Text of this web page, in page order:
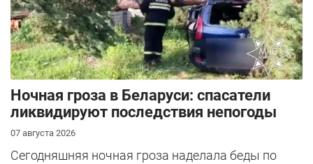
Ночная гроза в Беларуси: спасатели
ликвидируют последствия непогоды
07 августа 2026
Сегодняшняя ночная гроза наделала беды по